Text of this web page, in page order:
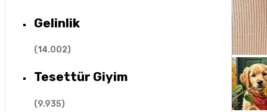
Gelinlik
(14.002)
Tesettür Giyim
(9.935)